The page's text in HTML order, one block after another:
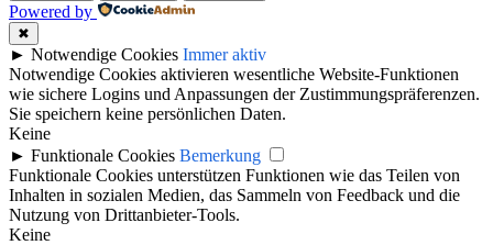
Powered by
✖
► Notwendige Cookies Immer aktiv
Notwendige Cookies aktivieren wesentliche Website-Funktionen
wie sichere Logins und Anpassungen der Zustimmungspräferenzen.
Sie speichern keine persönlichen Daten.
Keine
► Funktionale Cookies Bemerkung
Funktionale Cookies unterstützen Funktionen wie das Teilen von
Inhalten in sozialen Medien, das Sammeln von Feedback und die
Nutzung von Drittanbieter-Tools.
Keine